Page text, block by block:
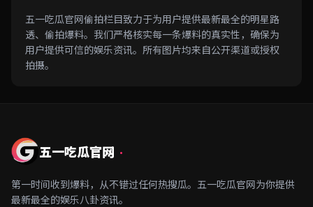
五一吃瓜官网偷拍栏目致力于为用户提供最新最全的明星路
透、偷拍爆料。我们严格核实每一条爆料的真实性，确保为
用户提供可信的娱乐资讯。所有图片均来自公开渠道或授权
拍摄。
五一吃瓜官网 ·
第一时间收到爆料，从不错过任何热搜瓜。五一吃瓜官网为你提供
最新最全的娱乐八卦资讯。